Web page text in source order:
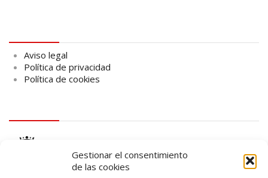
Gestionar el consentimiento
de las cookies
Aviso legal
Política de privacidad
Política de cookies